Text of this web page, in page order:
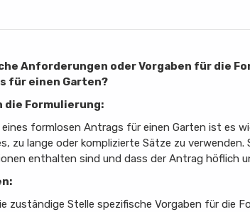
Anforderungen oder Vorgaben für die
für einen Garten?
die Formulierung:
eines formlosen Antrags für einen Garten ist es
zu lange oder komplizierte Sätze zu verwenden.
enthalten sind und dass der Antrag höflich
zuständige Stelle spezifische Vorgaben für die